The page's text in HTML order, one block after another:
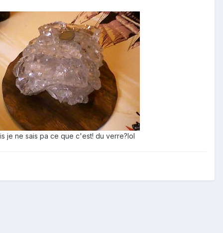
je ne sais pa ce que c'est! du verre?lol